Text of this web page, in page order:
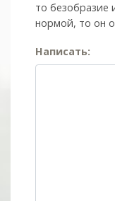
то безобразие
нормой, то он
Написать: